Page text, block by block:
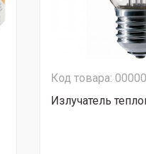
Код товара:
Излучатель